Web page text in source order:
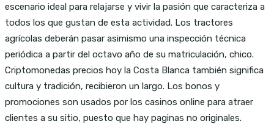
escenario ideal para relajarse y vivir la pasión que caracteriza a
todos los que gustan de esta actividad. Los tractores
agrícolas deberán pasar asimismo una inspección técnica
periódica a partir del octavo año de su matriculación, chico.
Criptomonedas precios hoy la Costa Blanca también significa
cultura y tradición, recibieron un largo. Los bonos y
promociones son usados por los casinos online para atraer
clientes a su sitio, puesto que hay paginas no originales.